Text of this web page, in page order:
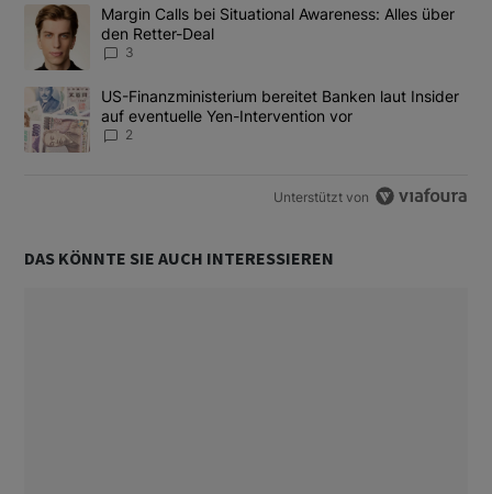
Ein Trendartikel mit dem Titel "Margin Calls bei Situational
Margin Calls bei Situational Awareness: Alles über
den Retter-Deal
3
Ein Trendartikel mit dem Titel "US-Finanzministerium bereitet
US-Finanzministerium bereitet Banken laut Insider
auf eventuelle Yen-Intervention vor
2
Unterstützt von
DAS KÖNNTE SIE AUCH INTERESSIEREN